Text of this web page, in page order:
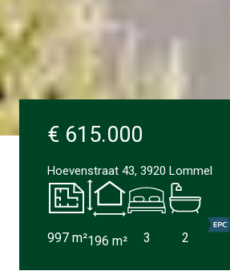
€ 615.000
Hoevenstraat 43, 3920 Lommel
997 m²196 m² 3 2